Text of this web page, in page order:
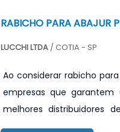
RABICHO PARA ABAJUR
LUCCHI LTDA/ COTIA - SP
Ao considerar rabicho
empresas que garantem
melhores distribuidores
experiência no mercado,